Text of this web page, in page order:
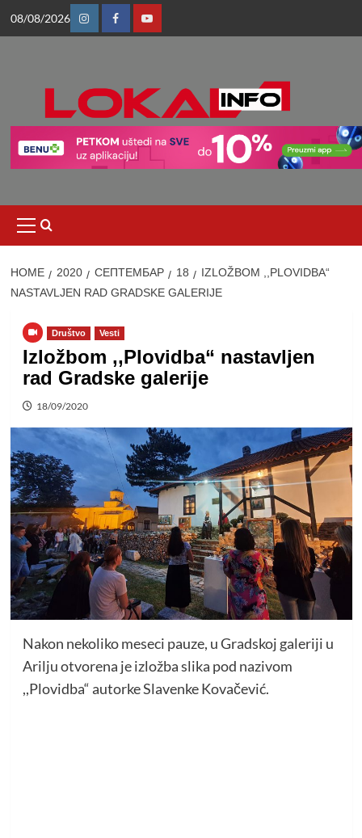
08/08/2026
InstagramFacebookYoutube
Menu
HOME 2020 СЕПТЕМБАР 18
IZLOŽBOM ,,PLOVIDBA“
NASTAVLJEN RAD GRADSKE GALERIJE
Društvo Vesti
Izložbom ,,Plovidba“ nastavljen
rad Gradske galerije
18/09/2020
Nakon nekoliko meseci pauze, u Gradskoj galeriji u
Arilju otvorena je izložba slika pod nazivom
,,Plovidba“ autorke Slavenke Kovačević.